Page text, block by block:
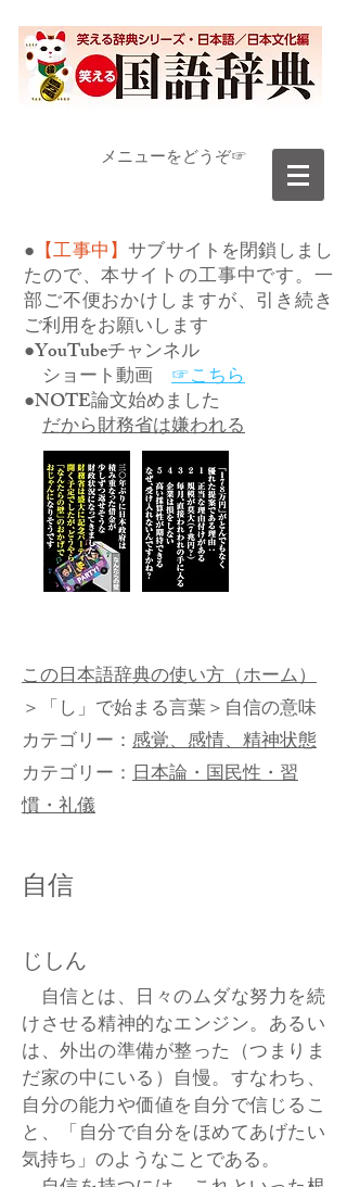
​メニューをどうぞ☞
● 【工事中】サブサイトを閉鎖しまし
たので、本サイトの工事中です。一
部ご不便おかけしますが、引き続き
ご利用をお願いします
●YouTubeチャンネル
ショート動画 ☞こちら
●NOTE論文始めました
だから財務省は嫌われる
この日本語辞典の使い方（ホーム）
＞ 「し」で始まる言葉＞自信の意味
カテゴリー： 感覚、感情、精神状態
カテゴリー： 日本論・国民性・習
慣・礼儀
自信
じしん
自信とは、日々のムダな努力を続
けさせる精神的なエンジン。あるい
は、外出の準備が整った（つまりま
だ家の中にいる）自慢。すなわち、
自分の能力や価値を自分で信じるこ
と、「自分で自分をほめてあげたい
気持ち」のようなことである。